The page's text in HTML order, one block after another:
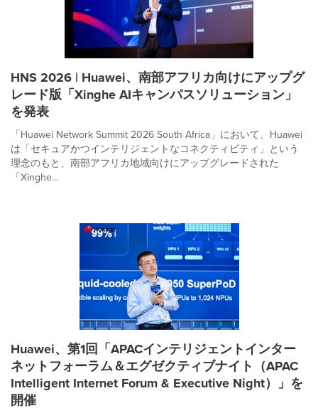
HNS 2026 | Huawei、南部アフリカ向けにアップグ
レード版「Xinghe AIキャンパスソリューション」
を発表
「Huawei Network Summit 2026 South Africa」において、Huawei
は「セキュアかつインテリジェントなコネクティビティ」という
理念のもと、南部アフリカ地域向けにアップグレードされた
「Xinghe...
Huawei、第1回「APACインテリジェントインター
ネットフォーラム＆エグゼクティブナイト（APAC
Intelligent Internet Forum & Executive Night）」を
開催